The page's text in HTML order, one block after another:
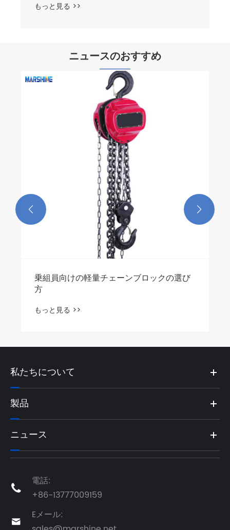
もっと見る >>
ニュースのおすすめ
乗組員向けの軽量チェーンブロックの選び
方
もっと見る >>
 
私たちについて
製品
ニュース

電話:
+86-13777009159

Eメール: